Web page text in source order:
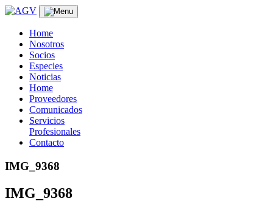
Skip
contentHome
Nosotros
Socios
Especies
Noticias
Home
Proveedores
Comunicados
Servicios
Profesionales
Contacto
IMG_9368
IMG_9368